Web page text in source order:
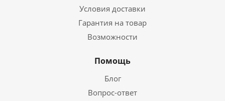
Условия доставки
Гарантия на товар
Возможности
Помощь
Блог
Вопрос-ответ